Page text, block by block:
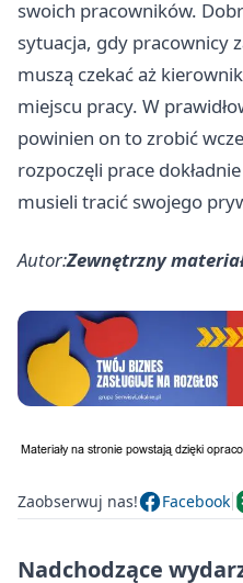
swoich pracowników.
sytuacja, gdy pracownicy
muszą czekać aż
miejscu pracy. W
powinien on to zrobić
rozpoczęli prace
musieli tracić swojego
Autor:Zewnętrzny
Zaobserwuj nas! Facebook
Nadchodzące